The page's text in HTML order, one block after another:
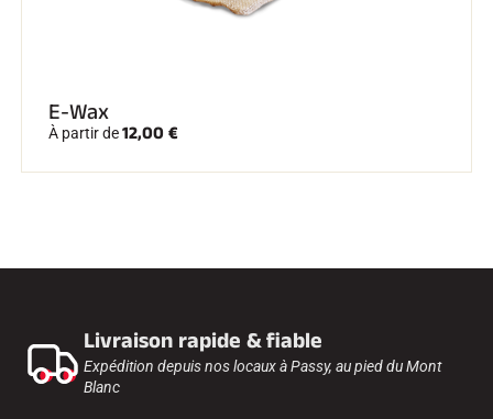
E-Wax
À partir de12,00 €
Livraison rapide & fiable
Expédition depuis nos locaux à Passy, au pied du Mont
Blanc